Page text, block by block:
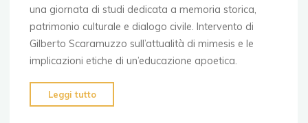
una giornata di studi dedicata a memoria storica,
patrimonio culturale e dialogo civile. Intervento di
Gilberto Scaramuzzo sull’attualità di mimesis e le
implicazioni etiche di un’educazione apoetica.
Leggi tutto
che